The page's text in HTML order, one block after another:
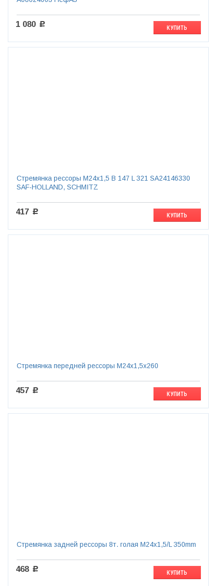
1 080 c
КУПИТЬ
Стремянка рессоры М24х1,5 B 147 L 321 SA24146330
SAF-HOLLAND, SCHMITZ
417 c
КУПИТЬ
Стремянка передней рессоры М24х1,5х260
457 c
КУПИТЬ
Стремянка задней рессоры 8т. голая М24х1,5/L 350mm
468 c
КУПИТЬ